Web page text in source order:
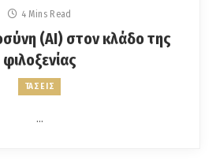
4 Mins Read
(AI) στον κλάδο της
φιλοξενίας
ΤΑΣΕΙΣ
…